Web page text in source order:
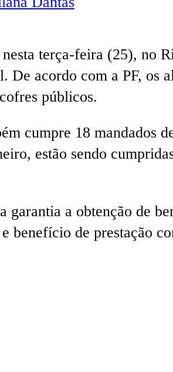
terça-feira (25), no
De acordo com a PF, os
públicos.
cumpre 18 mandados
estão sendo
garantia a obtenção de
benefício de prestação